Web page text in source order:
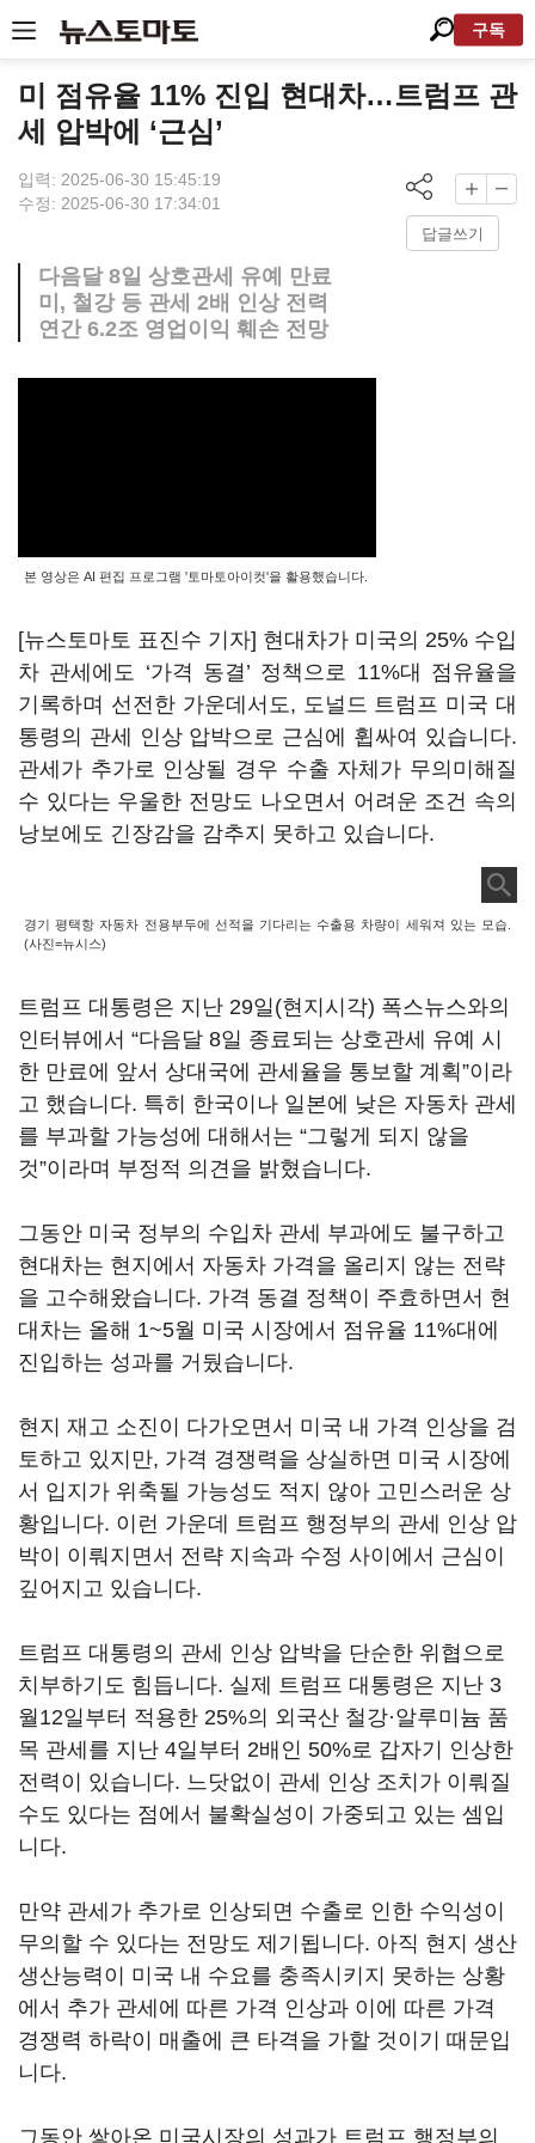
구독
미 점유율 11% 진입 현대차…트럼프 관
세 압박에 ‘근심’
입력: 2025-06-30 15:45:19
수정: 2025-06-30 17:34:01
답글쓰기
다음달 8일 상호관세 유예 만료
미, 철강 등 관세 2배 인상 전력
연간 6.2조 영업이익 훼손 전망
본 영상은 AI 편집 프로그램 '토마토아이컷'을 활용했습니다.
[뉴스토마토 표진수 기자] 현대차가 미국의 25% 수입
차 관세에도 ‘가격 동결’ 정책으로 11%대 점유율을
기록하며 선전한 가운데서도, 도널드 트럼프 미국 대
통령의 관세 인상 압박으로 근심에 휩싸여 있습니다.
관세가 추가로 인상될 경우 수출 자체가 무의미해질
수 있다는 우울한 전망도 나오면서 어려운 조건 속의
낭보에도 긴장감을 감추지 못하고 있습니다.
경기 평택항 자동차 전용부두에 선적을 기다리는 수출용 차량이 세워져 있는 모습.
(사진=뉴시스)
트럼프 대통령은 지난 29일(현지시각) 폭스뉴스와의
인터뷰에서 “다음달 8일 종료되는 상호관세 유예 시
한 만료에 앞서 상대국에 관세율을 통보할 계획”이라
고 했습니다. 특히 한국이나 일본에 낮은 자동차 관세
를 부과할 가능성에 대해서는 “그렇게 되지 않을
것”이라며 부정적 의견을 밝혔습니다.
그동안 미국 정부의 수입차 관세 부과에도 불구하고
현대차는 현지에서 자동차 가격을 올리지 않는 전략
을 고수해왔습니다. 가격 동결 정책이 주효하면서 현
대차는 올해 1~5월 미국 시장에서 점유율 11%대에
진입하는 성과를 거뒀습니다.
현지 재고 소진이 다가오면서 미국 내 가격 인상을 검
토하고 있지만, 가격 경쟁력을 상실하면 미국 시장에
서 입지가 위축될 가능성도 적지 않아 고민스러운 상
황입니다. 이런 가운데 트럼프 행정부의 관세 인상 압
박이 이뤄지면서 전략 지속과 수정 사이에서 근심이
깊어지고 있습니다.
트럼프 대통령의 관세 인상 압박을 단순한 위협으로
치부하기도 힘듭니다. 실제 트럼프 대통령은 지난 3
월12일부터 적용한 25%의 외국산 철강·알루미늄 품
목 관세를 지난 4일부터 2배인 50%로 갑자기 인상한
전력이 있습니다. 느닷없이 관세 인상 조치가 이뤄질
수도 있다는 점에서 불확실성이 가중되고 있는 셈입
니다.
만약 관세가 추가로 인상되면 수출로 인한 수익성이
무의할 수 있다는 전망도 제기됩니다. 아직 현지 생산
생산능력이 미국 내 수요를 충족시키지 못하는 상황
에서 추가 관세에 따른 가격 인상과 이에 따른 가격
경쟁력 하락이 매출에 큰 타격을 가할 것이기 때문입
니다.
그동안 쌓아온 미국시장의 성과가 트럼프 행정부의